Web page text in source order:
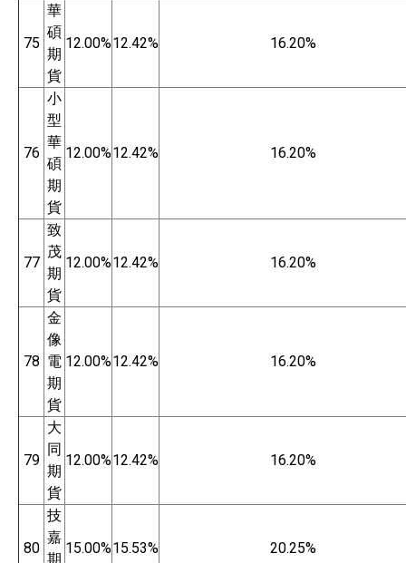
75
華
碩
期
貨
12.00%12.42% 16.20%
76
小
型
華
碩
期
貨
12.00%12.42% 16.20%
77
致
茂
期
貨
12.00%12.42% 16.20%
78
金
像
電
期
貨
12.00%12.42% 16.20%
79
大
同
期
貨
12.00%12.42% 16.20%
80
技
嘉
期
15.00%15.53% 20.25%